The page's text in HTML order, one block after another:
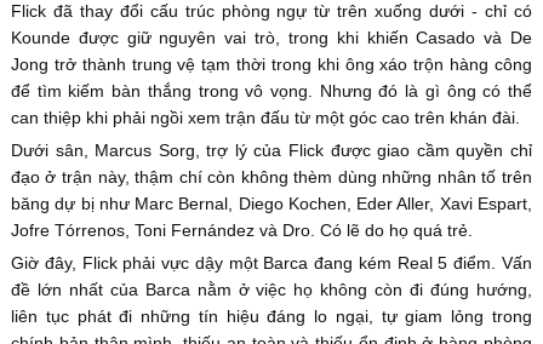
Flick đã thay đổi cấu trúc phòng ngự từ trên xuống dưới - chỉ có
Kounde được giữ nguyên vai trò, trong khi khiến Casado và De
Jong trở thành trung vệ tạm thời trong khi ông xáo trộn hàng công
để tìm kiếm bàn thắng trong vô vọng. Nhưng đó là gì ông có thể
can thiệp khi phải ngồi xem trận đấu từ một góc cao trên khán đài.
Dưới sân, Marcus Sorg, trợ lý của Flick được giao cầm quyền chỉ
đạo ở trận này, thậm chí còn không thèm dùng những nhân tố trên
băng dự bị như Marc Bernal, Diego Kochen, Eder Aller, Xavi Espart,
Jofre Tórrenos, Toni Fernández và Dro. Có lẽ do họ quá trẻ.
Giờ đây, Flick phải vực dậy một Barca đang kém Real 5 điểm. Vấn
đề lớn nhất của Barca nằm ở việc họ không còn đi đúng hướng,
liên tục phát đi những tín hiệu đáng lo ngại, tự giam lỏng trong